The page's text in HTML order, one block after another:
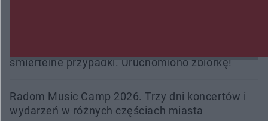
śmiertelne przypadki. Uruchomiono zbiórkę!
Radom Music Camp 2026. Trzy dni koncertów i
wydarzeń w różnych częściach miasta